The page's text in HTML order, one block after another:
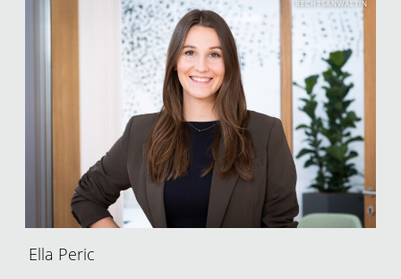
RECHTSANWÄLTIN
Ella Peric